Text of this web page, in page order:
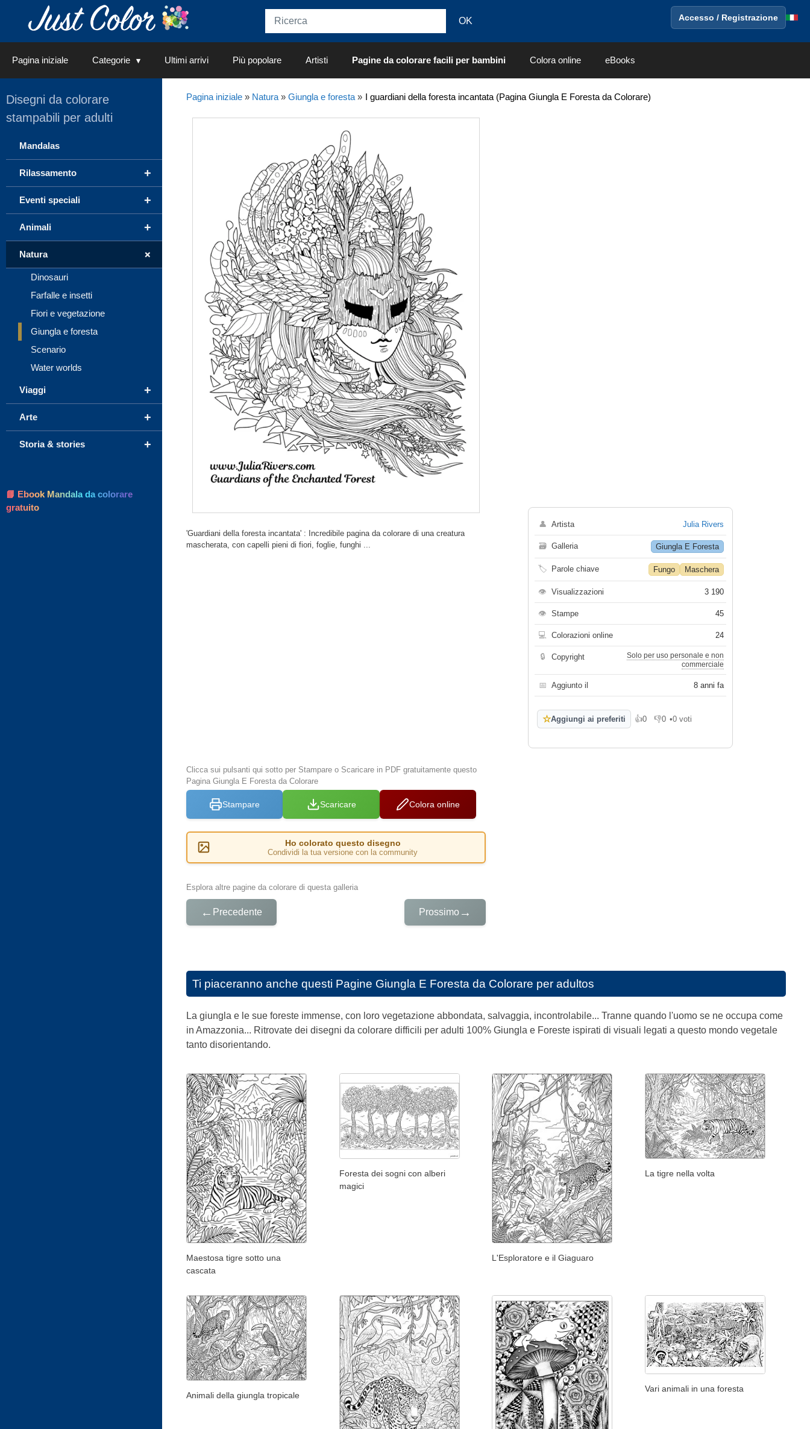
Accesso / Registrazione
Pagina iniziale Categorie Ultimi arrivi Più popolare Artisti Pagine da colorare facili per bambini Colora online eBooks
Pagina iniziale» Natura» Giungla e foresta» I guardiani della foresta incantata (Pagina Giungla E Foresta da Colorare)
'Guardiani della foresta incantata' : Incredibile pagina da colorare di una creatura
mascherata, con capelli pieni di fiori, foglie, funghi ...
Clicca sui pulsanti qui sotto per Stampare o Scaricare in PDF gratuitamente questo
Pagina Giungla E Foresta da Colorare
Stampare Scaricare Colora online
Ho colorato questo disegno
Condividi la tua versione con la community
Esplora altre pagine da colorare di questa galleria
← Precedente Prossimo →
👤 Artista Julia Rivers
🗃 Galleria Giungla E Foresta
🏷 Parole chiave Fungo Maschera
👁 Visualizzazioni 3 190
👁 Stampe 45
💻 Colorazioni online 24
🔒 Copyright
Solo per uso personale e non
commerciale
📅 Aggiunto il 8 anni fa
☆Aggiungi ai preferiti 👍0
Mi piace
👎0
Non mi piace
•0 voti
Ti piaceranno anche questi Pagine Giungla E Foresta da Colorare per adultos
La giungla e le sue foreste immense, con loro vegetazione abbondata, salvaggia, incontrolabile... Tranne quando l'uomo se ne occupa come
in Amazzonia... Ritrovate dei disegni da colorare difficili per adulti 100% Giungla e Foreste ispirati di visuali legati a questo mondo vegetale
tanto disorientando.
Maestosa tigre sotto una
cascata
Foresta dei sogni con alberi
magici
L'Esploratore e il Giaguaro
La tigre nella volta
Animali della giungla tropicale
Vari animali in una foresta
Disegni da colorare
stampabili per adulti
Mandalas
+
Rilassamento
+
Eventi speciali
+
Animali
+
Natura
Dinosauri
Farfalle e insetti
Fiori e vegetazione
Giungla e foresta
Scenario
Water worlds
+
Viaggi
+
Arte
+
Storia & stories
📘 Ebook Mandala da colorare
gratuito